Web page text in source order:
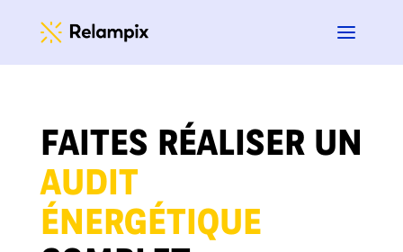
FAITES RÉALISER UN
AUDIT
ÉNERGÉTIQUE